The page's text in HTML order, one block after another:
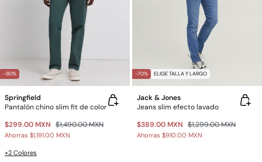
-80%
Springfield
Pantalón chino slim fit de color
$299.00 MXN $1,490.00 MXN
Ahorras $1,191.00 MXN
+2 Colores
-70% ELIGE TALLA Y LARGO
Jack & Jones
Jeans slim efecto lavado
$389.00 MXN $1,299.00 MXN
Ahorras $910.00 MXN